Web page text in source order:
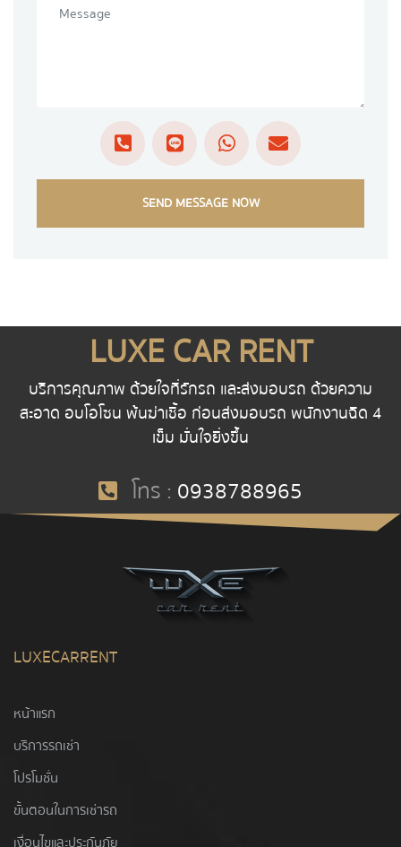
SEND MESSAGE NOW
LUXE CAR RENT
บริการคุณภาพ ด้วยใจที่รักรถ และส่งมอบรถ ด้วยความ
สะอาด อบโอโซน พ้นฆ่าเชื้อ ก่อนส่งมอบรถ พนักงานฉีด 4
เข็ม มั่นใจยิ่งขึ้น
โทร : 0938788965
LUXECARRENT
หน้าแรก
บริการรถเช่า
โปรโมชั่น
ขั้นตอนในการเช่ารถ
เงื่อนไขและประกันภัย